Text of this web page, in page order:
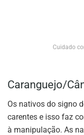
Cuidado
Caranguejo/
Os nativos do signo
carentes e isso faz
à manipulação. As